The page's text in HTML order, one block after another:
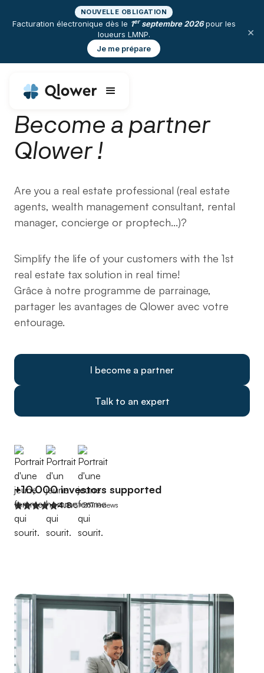
NOUVELLE OBLIGATION
Facturation électronique dès le 1erseptembre 2026pour les
loueurs LMNP.
Je me prépare
×
Become a partner
Qlower !
Are you a real estate professional (real estate
agents, wealth management consultant, rental
manager, concierge or proptech...)?
Simplify the life of your customers with the 1st
real estate tax solution in real time!
Grâce à notre programme de parrainage,
partager les avantages de Qlower avec votre
entourage.
I become a partner
Talk to an expert
+10,000 investors supported
4.8/5+267 reviews